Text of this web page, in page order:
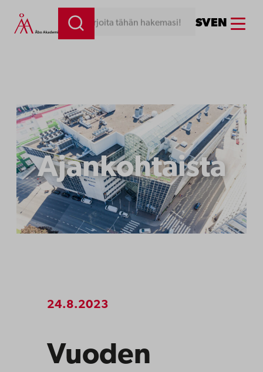
Siirry
sisältöön
Kirjoita tähän hakemasi! SVEN Menu
Ajankohtaista
24.8.2023
Vuoden